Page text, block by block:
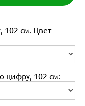
102 см. Цвет
цифру, 102 см: